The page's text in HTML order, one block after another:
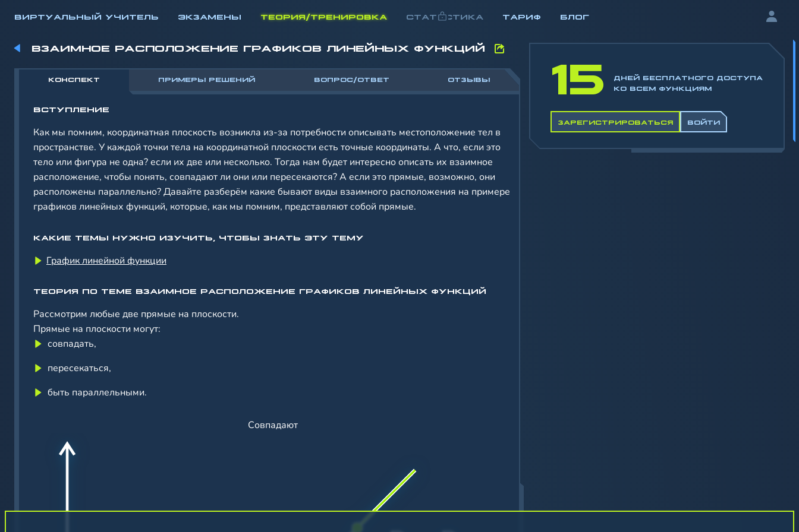
ВИРТУАЛЬНЫЙ УЧИТЕЛЬ ЭКЗАМЕНЫ ТЕОРИЯ/ТРЕНИРОВКА СТАТИСТИКА ТАРИФ БЛОГ
ВЗАИМНОЕ РАСПОЛОЖЕНИЕ ГРАФИКОВ ЛИНЕЙНЫХ ФУНКЦИЙ
ВСТУПЛЕНИЕ
Как мы помним, координатная плоскость возникла из-за потребности описывать местоположение тел в
пространстве. У каждой точки тела на координатной плоскости есть точные координаты. А что, если это
тело или фигура не одна? если их две или несколько. Тогда нам будет интересно описать их взаимное
расположение, чтобы понять, совпадают ли они или пересекаются? А если это прямые, возможно, они
расположены параллельно? Давайте разберём какие бывают виды взаимного расположения на примере
графиков линейных функций, которые, как мы помним, представляют собой прямые.
КАКИЕ ТЕМЫ НУЖНО ИЗУЧИТЬ, ЧТОБЫ ЗНАТЬ ЭТУ ТЕМУ
График линейной функции
ТЕОРИЯ ПО ТЕМЕ ВЗАИМНОЕ РАСПОЛОЖЕНИЕ ГРАФИКОВ ЛИНЕЙНЫХ ФУНКЦИЙ
Рассмотрим любые две прямые на плоскости.
Прямые на плоскости могут:
совпадать,
пересекаться,
быть параллельными.
Совпадают
КОНСПЕКТ ПРИМЕРЫ РЕШЕНИЙ ВОПРОС/ОТВЕТ ОТЗЫВЫ 15
ДНЕЙ БЕСПЛАТНОГО ДОСТУПА
КО ВСЕМ ФУНКЦИЯМ
ЗАРЕГИСТРИРОВАТЬСЯ ВОЙТИ